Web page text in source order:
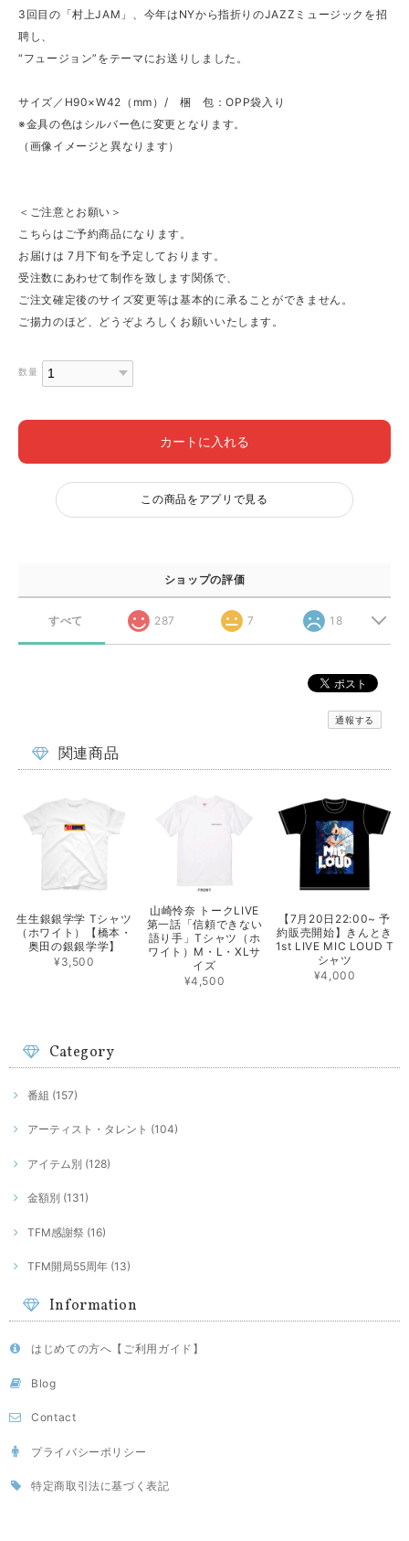
3回目の「村上JAM」、今年はNYから指折りのJAZZミュージックを招
聘し、
“フュージョン”をテーマにお送りしました。
サイズ／H90×W42（mm）/ 梱 包：OPP袋入り
※金具の色はシルバー色に変更となります。
（画像イメージと異なります）
＜ご注意とお願い＞
こちらはご予約商品になります。
お届けは 7月下旬を予定しております。
受注数にあわせて制作を致します関係で、
ご注文確定後のサイズ変更等は基本的に承ることができません。
ご揚力のほど、どうぞよろしくお願いいたします。
数量
カートに入れる
この商品をアプリで見る
ショップの評価
すべて 287 7 18
通報する
関連商品
生生銀銀学学 Tシャツ
（ホワイト）【橋本・
奥田の銀銀学学】
¥3,500
山崎怜奈 トークLIVE
第一話「信頼できない
語り手」Tシャツ（ホ
ワイト）M・L・XLサ
イズ
¥4,500
【7月20日22:00~ 予
約販売開始】きんとき
1st LIVE MIC LOUD T
シャツ
¥4,000
Category
番組 (157)
アーティスト・タレント (104)
アイテム別 (128)
金額別 (131)
TFM感謝祭 (16)
TFM開局55周年 (13)
Information
はじめての方へ【ご利用ガイド】
Blog
Contact
プライバシーポリシー
特定商取引法に基づく表記